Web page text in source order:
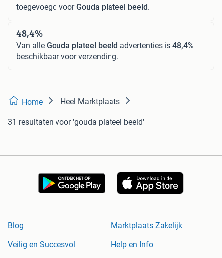
toegevoegd voorGouda plateel beeld.
48,4%
Van alle Gouda plateel beeld advertenties is 48,4%
beschikbaar voor verzending.
Home Heel Marktplaats
31 resultaten voor 'gouda plateel beeld'
Blog
Marktplaats Zakelijk
Veilig en Succesvol
Help en Info